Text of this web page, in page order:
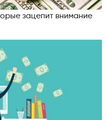
зацепит внимание